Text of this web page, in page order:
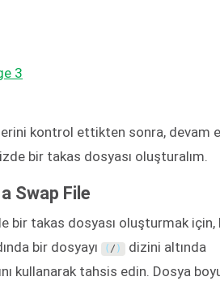
kontrol ettikten sonra, devam
bir takas dosyası oluşturalım.
Swap File
bir takas dosyası oluşturmak için,
bir dosyayı ( / ) dizini altında
kullanarak tahsis edin. Dosya